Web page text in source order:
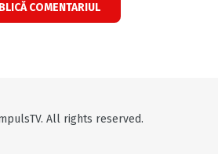
All rights reserved.